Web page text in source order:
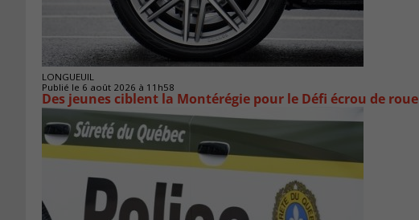
LONGUEUIL
Publié le 6 août 2026 à 11h58
Des jeunes ciblent la Montérégie pour le Défi écrou de roue